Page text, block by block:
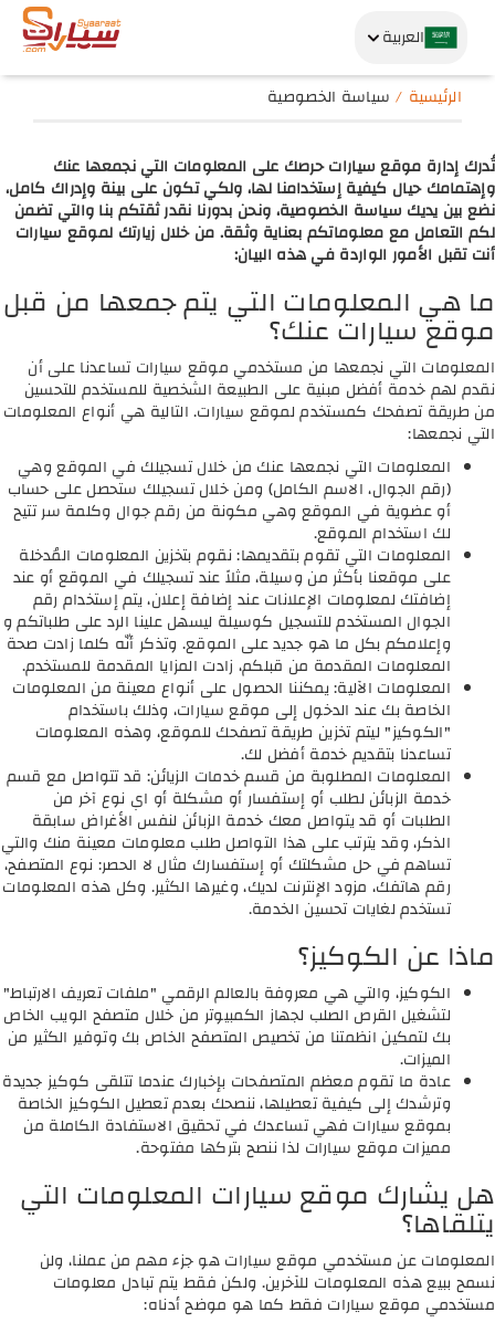
العربية
الرئيسية سياسة الخصوصية
تُدرك إدارة موقع سيارات حرصك على المعلومات التي نجمعها عنك
وإهتمامك حيال كيفية إستخدامنا لها، ولكي تكون على بينة وإدراك كامل،
نضع بين يديك سياسة الخصوصية، ونحن بدورنا نقدر ثقتكم بنا والتي تضمن
لكم التعامل مع معلوماتكم بعناية وثقة. من خلال زيارتك لموقع سيارات
أنت تقبل الأمور الواردة في هذه البيان:
ما هي المعلومات التي يتم جمعها من قبل
موقع سيارات عنك؟
المعلومات التي نجمعها من مستخدمي موقع سيارات تساعدنا على أن
نقدم لهم خدمة أفضل مبنية على الطبيعة الشخصية للمستخدم للتحسين
من طريقة تصفحك كمستخدم لموقع سيارات. التالية هي أنواع المعلومات
التي نجمعها:
المعلومات التي نجمعها عنك من خلال تسجيلك في الموقع وهي
(رقم الجوال، الاسم الكامل) ومن خلال تسجيلك ستحصل على حساب
أو عضوية في الموقع وهي مكونة من رقم جوال وكلمة سر تتيح
لك استخدام الموقع.
المعلومات التي تقوم بتقديمها: نقوم بتخزين المعلومات المُدخلة
على موقعنا بأكثر من وسيلة، مثلاً عند تسجيلك في الموقع أو عند
إضافتك لمعلومات الإعلانات عند إضافة إعلان، يتم إستخدام رقم
الجوال المستخدم للتسجيل كوسيلة ليسهل علينا الرد على طلباتكم و
وإعلامكم بكل ما هو جديد على الموقع. وتذكر أنّه كلما زادت صحة
المعلومات المقدمة من قبلكم، زادت المزايا المقدمة للمستخدم.
المعلومات الآلية: يمكننا الحصول على أنواع معينة من المعلومات
الخاصة بك عند الدخول إلى موقع سيارات، وذلك باستخدام
"الكوكيز" ليتم تخزين طريقة تصفحك للموقع، وهذه المعلومات
تساعدنا بتقديم خدمة أفضل لك.
المعلومات المطلوبة من قسم خدمات الزيائن: قد تتواصل مع قسم
خدمة الزبائن لطلب أو إستفسار أو مشكلة أو اي نوع آخر من
الطلبات أو قد يتواصل معك خدمة الزبائن لنفس الأغراض سابقة
الذكر، وقد يترتب على هذا التواصل طلب معلومات معينة منك والتي
تساهم في حل مشكلتك أو إستفسارك مثال لا الحصر: نوع المتصفح،
رقم هاتفك، مزود الإنترنت لديك، وغيرها الكثير. وكل هذه المعلومات
تستخدم لغايات تحسين الخدمة.
ماذا عن الكوكيز؟
الكوكيز، والتي هي معروفة بالعالم الرقمي "ملفات تعريف الارتباط"
لتشغيل القرص الصلب لجهاز الكمبيوتر من خلال متصفح الويب الخاص
بك لتمكين انظمتنا من تخصيص المتصفح الخاص بك وتوفير الكثير من
الميزات.
عادة ما تقوم معظم المتصفحات بإخبارك عندما تتلقى كوكيز جديدة
وترشدك إلى كيفية تعطيلها، ننصحك بعدم تعطيل الكوكيز الخاصة
بموقع سيارات فهي تساعدك في تحقيق الاستفادة الكاملة من
مميزات موقع سيارات لذا ننصح بتركها مفتوحة.
هل يشارك موقع سيارات المعلومات التي
يتلقاها؟
المعلومات عن مستخدمي موقع سيارات هو جزء مهم من عملنا، ولن
نسمح ببيع هذه المعلومات للآخرين. ولكن فقط يتم تبادل معلومات
مستخدمي موقع سيارات فقط كما هو موضح أدناه: